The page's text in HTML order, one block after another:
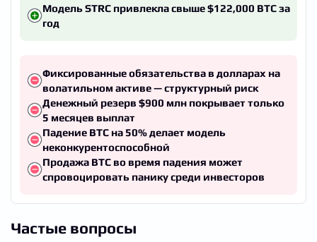
Модель STRC привлекла свыше $122,000 BTC за
год
Фиксированные обязательства в долларах на
волатильном активе — структурный риск
Денежный резерв $900 млн покрывает только
5 месяцев выплат
Падение BTC на 50% делает модель
неконкурентоспособной
Продажа BTC во время падения может
спровоцировать панику среди инвесторов
Частые вопросы